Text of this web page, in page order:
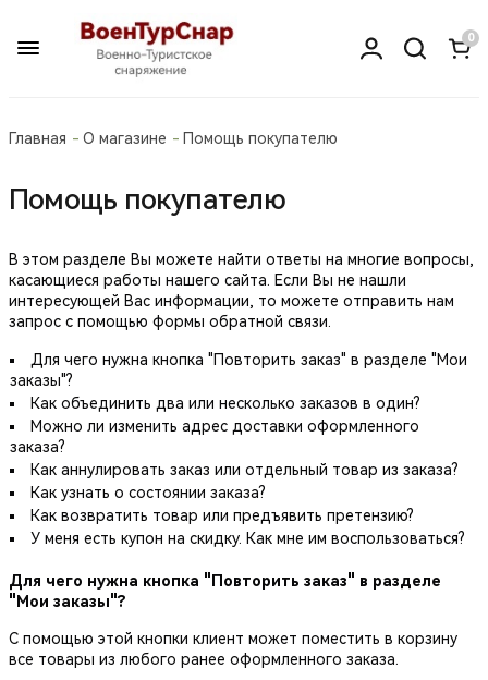
0
Главная О магазине Помощь покупателю
Помощь покупателю
В этом разделе Вы можете найти ответы на многие вопросы,
касающиеся работы нашего сайта. Если Вы не нашли
интересующей Вас информации, то можете отправить нам
запрос с помощью формы обратной связи.
Для чего нужна кнопка "Повторить заказ" в разделе "Мои
заказы"?
Как объединить два или несколько заказов в один?
Можно ли изменить адрес доставки оформленного
заказа?
Как аннулировать заказ или отдельный товар из заказа?
Как узнать о состоянии заказа?
Как возвратить товар или предъявить претензию?
У меня есть купон на скидку. Как мне им воспользоваться?
Для чего нужна кнопка "Повторить заказ" в разделе
"Мои заказы"?
С помощью этой кнопки клиент может поместить в корзину
все товары из любого ранее оформленного заказа.